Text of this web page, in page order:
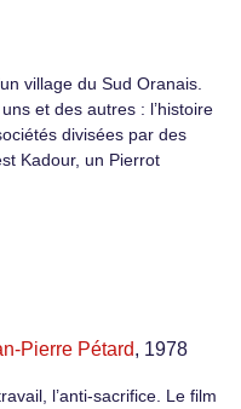
village du Sud Oranais.
et des autres : l’histoire
divisées par des
Kadour, un Pierrot
Pierre Pétard, 1978
l’anti-sacrifice. Le film